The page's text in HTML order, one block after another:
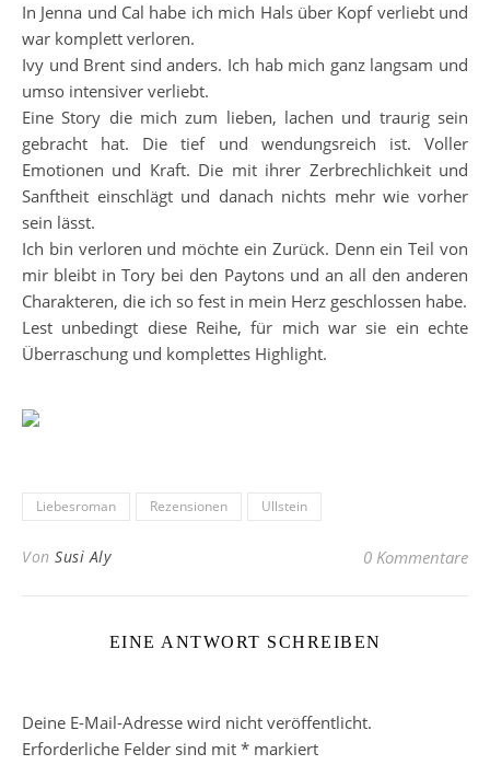
In Jenna und Cal habe ich mich Hals über Kopf verliebt und
war komplett verloren.
Ivy und Brent sind anders. Ich hab mich ganz langsam und
umso intensiver verliebt.
Eine Story die mich zum lieben, lachen und traurig sein
gebracht hat. Die tief und wendungsreich ist. Voller
Emotionen und Kraft. Die mit ihrer Zerbrechlichkeit und
Sanftheit einschlägt und danach nichts mehr wie vorher
sein lässt.
Ich bin verloren und möchte ein Zurück. Denn ein Teil von
mir bleibt in Tory bei den Paytons und an all den anderen
Charakteren, die ich so fest in mein Herz geschlossen habe.
Lest unbedingt diese Reihe, für mich war sie ein echte
Überraschung und komplettes Highlight.
Liebesroman Rezensionen Ullstein
Von Susi Aly 0 Kommentare
EINE ANTWORT SCHREIBEN
Deine E-Mail-Adresse wird nicht veröffentlicht.
Erforderliche Felder sind mit * markiert